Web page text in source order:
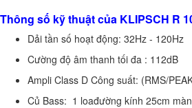
Thông số kỹ thuật của KLIPSCH R
Dải tần số hoạt động: 32Hz - 120Hz
Cường độ âm thanh tối đa : 112dB
Ampli Class D Công suất: (RMS/
Củ Bass: 1 loađường kính 25cm